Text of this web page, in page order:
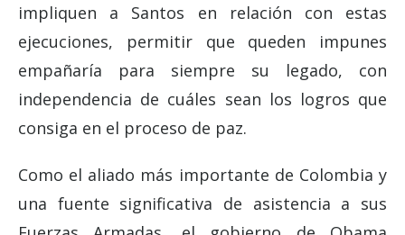
impliquen a Santos en relación con estas
ejecuciones, permitir que queden impunes
empañaría para siempre su legado, con
independencia de cuáles sean los logros que
consiga en el proceso de paz.
Como el aliado más importante de Colombia y
una fuente significativa de asistencia a sus